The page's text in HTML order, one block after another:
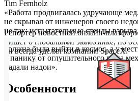
«Работа продвигалась удручающе
не скрывал от инженеров своего
не так: испытательные стенды
расплавлялись задолго до того, как
должна была выйти в космос, а у
в панику от оглушительного рыка
падали надои».
Особенности
Tim Fernholz
Репортер новостной онлайн-
пишет о глобальной экономике, но
он всегда уделял компании SpaceX.